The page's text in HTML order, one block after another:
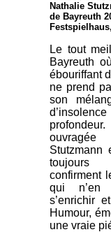
Nathalie
de Bayreuth
Le tout
Bayreuth
ébouriffant
ne prend
son
Stutzmann
toujours
confirment
qui
s’enrichir
Humour,
une vraie